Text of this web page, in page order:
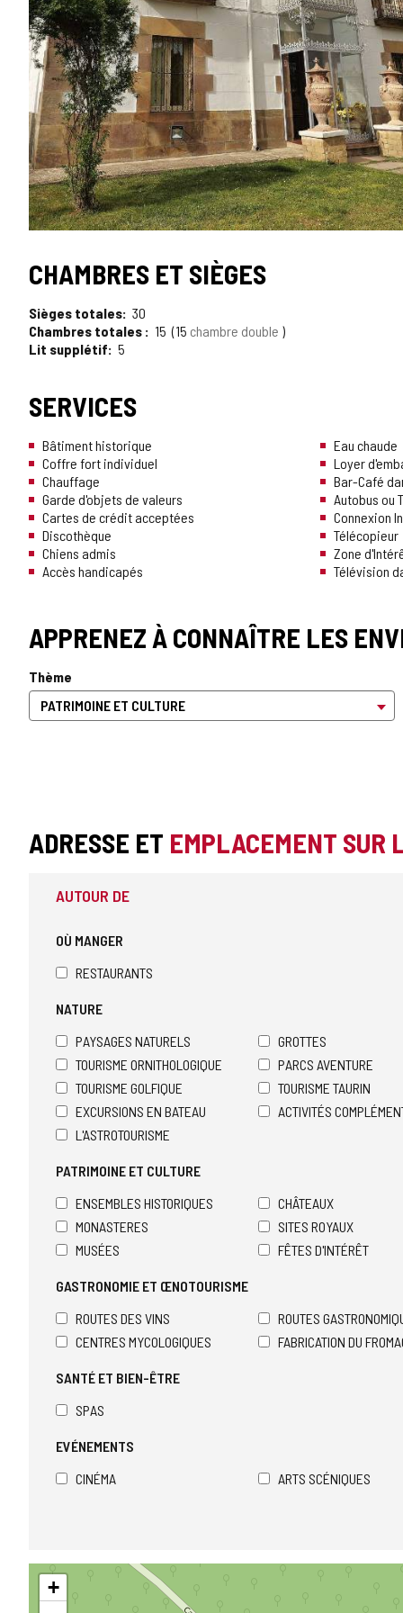
TYPE
CHAMBRES ET SIÈGES
Sièges totales 30
Chambres totales
15 15 chambre double
Lit supplétif
5
SERVICES
Bâtiment historique
Coffre fort individuel
Chauffage
Garde d'objets de valeurs
Cartes de crédit acceptées
Discothèque
Chiens admis
Accès handicapés
Eau chaude
Loyer
Bar-Café
Autobus ou
Connexion
Télécopieur
Zone
Télévision
APPRENEZ À CONNAÎTRE LES
Thème
ADRESSE ET EMPLACEMENT SUR
AUTOUR DE
OÙ MANGER
RESTAURANTS
NATURE
PAYSAGES NATURELS
GROTTES
TOURISME ORNITHOLOGIQUE
PARCS AVENTURE
TOURISME GOLFIQUE
TOURISME TAURIN
EXCURSIONS EN BATEAU
ACTIVITÉS
L'ASTROTOURISME
PATRIMOINE ET CULTURE
ENSEMBLES HISTORIQUES
CHÂTEAUX
MONASTERES
SITES ROYAUX
MUSÉES
FÊTES D'INTÉRÊT
GASTRONOMIE ET ŒNOTOURISME
ROUTES DES VINS
ROUTES
CENTRES MYCOLOGIQUES
FABRICATION DU
SANTÉ ET BIEN-ÊTRE
SPAS
EVÉNEMENTS
CINÉMA
ARTS SCÉNIQUES
Sauter
carte
+